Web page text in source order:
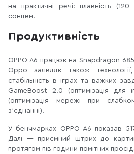
на практичні речі: плавність (120
сонцем.
Продуктивність
OPPO A6 працює на Snapdragon
Oppo заявляє також
стабільність в іграх та важких
GameBoost 2.0 (оптимізація для
(оптимізація мережі при
з’єднанні).
У бенчмарках OPPO A6 показав
Далі — приємний штрих до
протягом пів години помітних